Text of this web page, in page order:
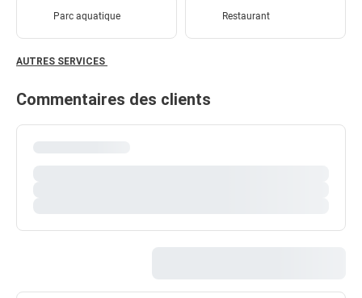
Parc aquatique Restaurant
AUTRES SERVICES
Commentaires des clients